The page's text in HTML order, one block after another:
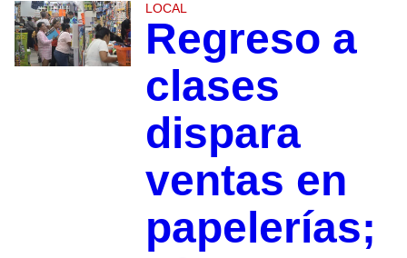
LOCAL
Regreso a
clases
dispara
ventas en
papelerías;